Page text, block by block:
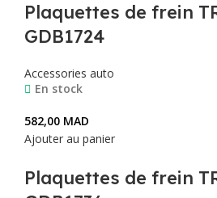
Plaquettes de frein
GDB1724
Accessories auto
En stock
582,00 MAD
Ajouter au panier
Plaquettes de frein